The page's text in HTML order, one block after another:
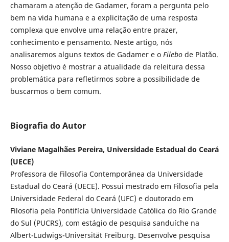
chamaram a atenção de Gadamer, foram a pergunta pelo
bem na vida humana e a explicitação de uma resposta
complexa que envolve uma relação entre prazer,
conhecimento e pensamento. Neste artigo, nós
analisaremos alguns textos de Gadamer e o Filebode Platão.
Nosso objetivo é mostrar a atualidade da releitura dessa
problemática para refletirmos sobre a possibilidade de
buscarmos o bem comum.
Biografia do Autor
Viviane Magalhães Pereira, Universidade Estadual do Ceará
(UECE)
Professora de Filosofia Contemporânea da Universidade
Estadual do Ceará (UECE). Possui mestrado em Filosofia pela
Universidade Federal do Ceará (UFC) e doutorado em
Filosofia pela Pontifícia Universidade Católica do Rio Grande
do Sul (PUCRS), com estágio de pesquisa sanduíche na
Albert-Ludwigs-Universität Freiburg. Desenvolve pesquisa